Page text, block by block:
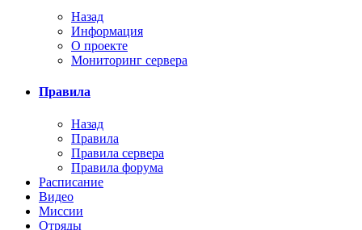
Назад
Информация
О проекте
Мониторинг сервера
Правила
Назад
Правила
Правила сервера
Правила форума
Расписание
Видео
Миссии
Отряды